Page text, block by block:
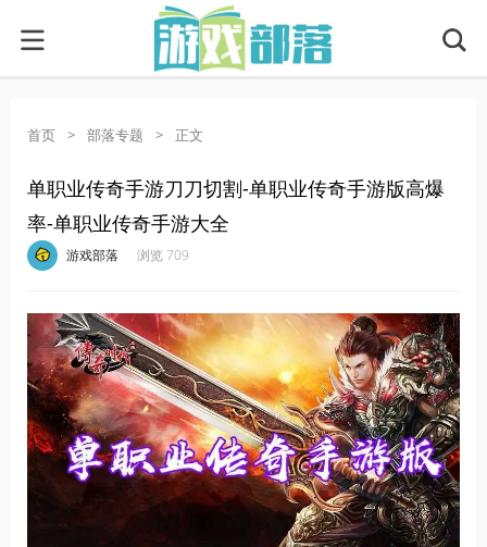
首页 > 部落专题 > 正文
单职业传奇手游刀刀切割-单职业传奇手游版高爆
率-单职业传奇手游大全
游戏部落 浏览 709